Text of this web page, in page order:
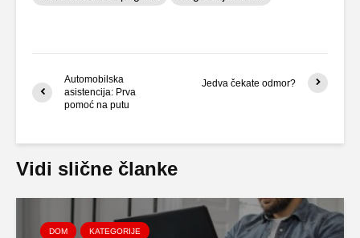
Automobilska
asistencija: Prva
pomoć na putu
Jedva čekate odmor?
Vidi slične članke
DOM KATEGORIJE